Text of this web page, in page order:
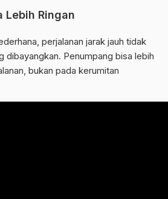
Lebih Ringan
perjalanan jarak jauh tidak
dibayangkan. Penumpang bisa lebih
bukan pada kerumitan